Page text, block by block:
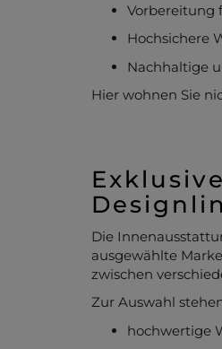
Vorbereitung
Hochsichere
Nachhaltige
Hier wohnen Sie
Die
ausgewählte
zwischen
Zur Auswahl
hochwertige